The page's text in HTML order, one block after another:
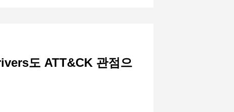
도 ATT&CK 관점으